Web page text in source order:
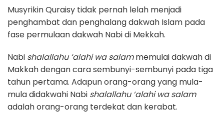
Musyrikin Quraisy tidak pernah lelah menjadi
penghambat dan penghalang dakwah Islam pada
fase permulaan dakwah Nabi di Mekkah.
Nabi shalallahu ‘alahi wa salammemulai dakwah di
Makkah dengan cara sembunyi-sembunyi pada tiga
tahun pertama. Adapun orang-orang yang mula-
mula didakwahi Nabi shalallahu ‘alahi wa salam
adalah orang-orang terdekat dan kerabat.